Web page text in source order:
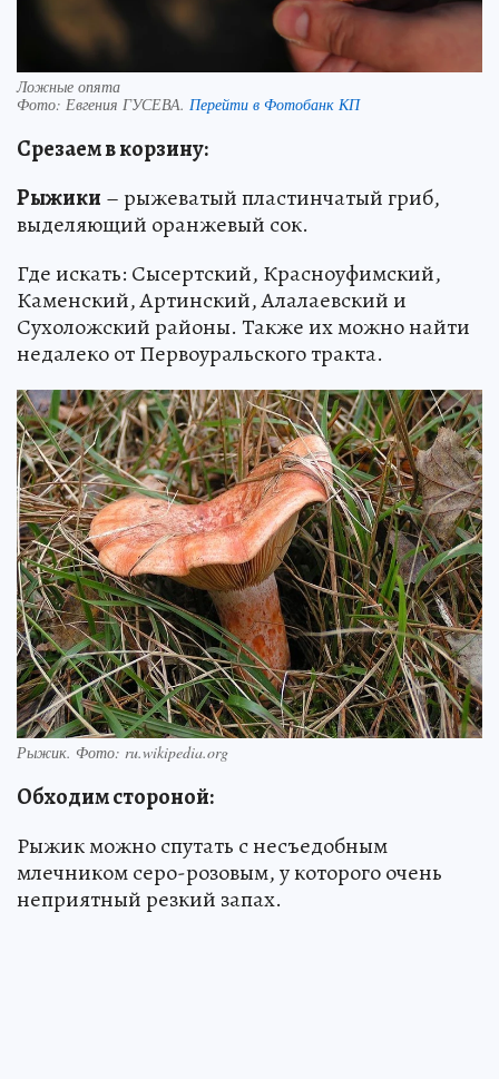
Ложные опята
Фото: Евгения ГУСЕВА. Перейти в Фотобанк КП
Срезаем в корзину:
Рыжики – рыжеватый пластинчатый гриб,
выделяющий оранжевый сок.
Где искать: Сысертский, Красноуфимский,
Каменский, Артинский, Алалаевский и
Сухоложский районы. Также их можно найти
недалеко от Первоуральского тракта.
Рыжик. Фото: ru.wikipedia.org
Обходим стороной:
Рыжик можно спутать с несъедобным
млечником серо-розовым, у которого очень
неприятный резкий запах.